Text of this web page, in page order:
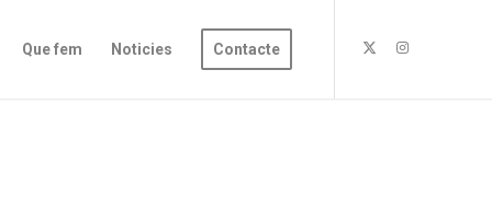
Que fem Noticies Contacte